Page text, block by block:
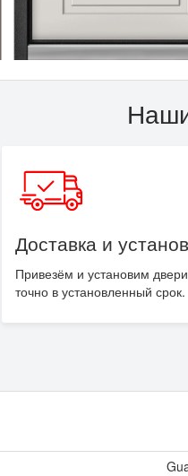
Доставка и
Привезём и установим двери
точно в установленный срок.